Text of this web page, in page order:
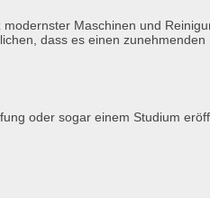
Maschinen und
dass es einen
oder sogar einem Studium